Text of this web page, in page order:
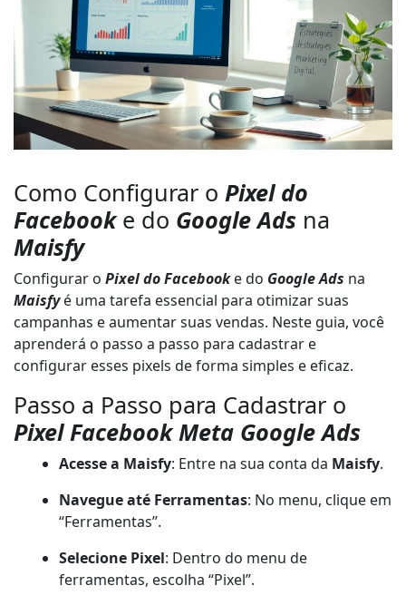
Como Configurar o Pixel do
Facebooke do Google Ads na
Maisfy
Configurar o Pixel do Facebooke do Google Ads na
Maisfyé uma tarefa essencial para otimizar suas
campanhas e aumentar suas vendas. Neste guia, você
aprenderá o passo a passo para cadastrar e
configurar esses pixels de forma simples e eficaz.
Passo a Passo para Cadastrar o
Pixel Facebook Meta Google Ads
Acesse a Maisfy: Entre na sua conta da Maisfy.
Navegue até Ferramentas: No menu, clique em
“Ferramentas”.
Selecione Pixel: Dentro do menu de
ferramentas, escolha “Pixel”.